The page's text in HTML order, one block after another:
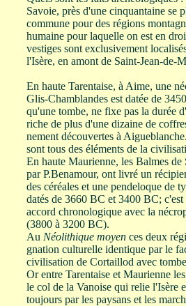
Savoie, près d'une cinquantaine se
commune pour des régions
humaine pour laquelle on est en
vestiges sont exclusivement
l'Isère, en amont de Saint-Jean-de-
En haute Tarentaise, à Aime, une
Glis-Chamblandes est datée de
qu'une tombe, ne fixe pas la durée
riche de plus d'une dizaine de
nement découvertes à
sont tous des éléments de la
En haute Maurienne, les Balmes
par P.Benamour, ont livré un
des céréales et une pendeloque de
datés de 3660 BC et 3400 BC;
accord chronologique avec la
(3800 à 3200 BC).
Au Néolithique moyen ces deux
gnation culturelle identique par le
civilisation de Cortaillod avec
Or entre Tarentaise et Maurienne
le col de la Vanoise qui relie l'Isère
toujours par les paysans et les